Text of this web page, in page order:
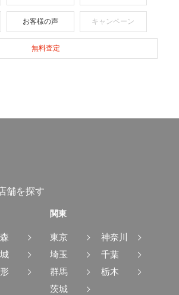
お客様の声 キャンペーン
無料査定
舗を探す
関東
東京
神奈川
埼玉
千葉
群馬
栃木
茨城